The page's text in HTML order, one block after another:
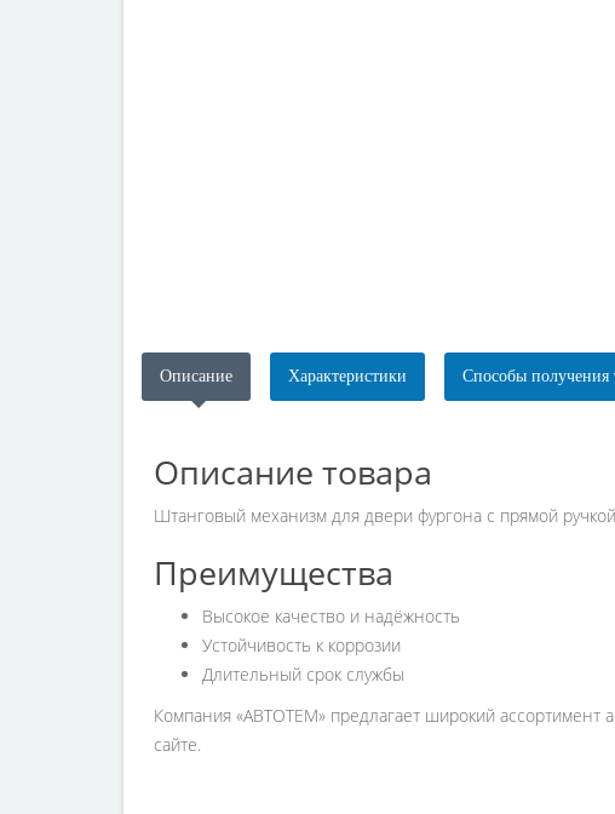
Описание Характеристики Способы получения
Описание товара
Штанговый механизм для двери фургона с прямой
Преимущества
Высокое качество и надёжность
Устойчивость к коррозии
Длительный срок службы
Компания «АВТОТЕМ» предлагает широкий ассортимент
сайте.